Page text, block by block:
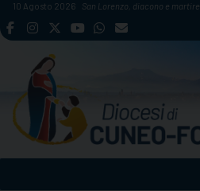
Skip
to
10 Agosto 2026 San Lorenzo, diacono e martire